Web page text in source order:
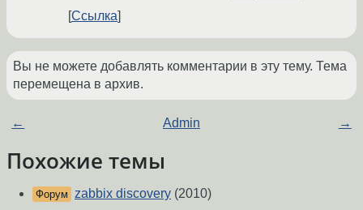
Ссылка
Вы не можете добавлять комментарии в эту тему. Тема
перемещена в архив.
← Admin →
Похожие темы
Форум zabbix discovery (2010)